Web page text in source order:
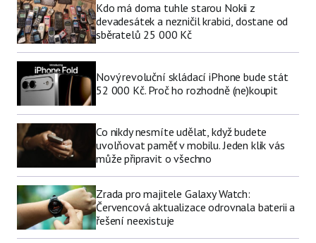
Kdo má doma tuhle starou Nokii z
devadesátek a nezničil krabici, dostane od
sběratelů 25 000 Kč
Nový revoluční skládací iPhone bude stát
52 000 Kč. Proč ho rozhodně (ne)koupit
Co nikdy nesmíte udělat, když budete
uvolňovat paměť v mobilu. Jeden klik vás
může připravit o všechno
Zrada pro majitele Galaxy Watch:
Červencová aktualizace odrovnala baterii a
řešení neexistuje